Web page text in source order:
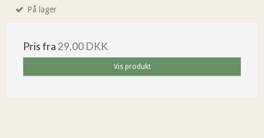
På lager
Pris fra 29,00 DKK
Vis produkt